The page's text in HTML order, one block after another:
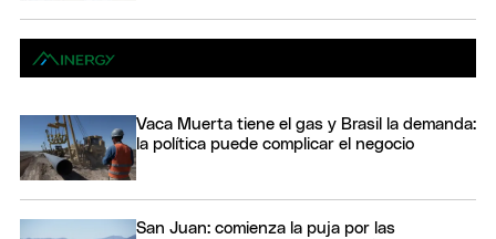
Vaca Muerta tiene el gas y Brasil la demanda:
la política puede complicar el negocio
San Juan: comienza la puja por las